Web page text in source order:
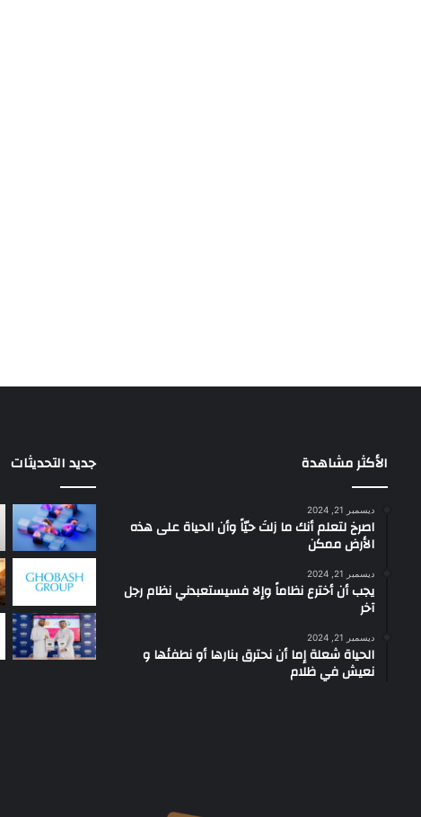
الأكثر مشاهدة
ديسمبر 21, 2024
‫اصرخ لتعلم أنك ما زلتَ حيّاً وأن الحياة على هذه
الأرض ممكن
ديسمبر 21, 2024
يجب أن أخترع نظاماً وإلا فسيستعبدني نظام رجل
آخر
ديسمبر 21, 2024
الحياة شعلة إما أن نحترق بنارها أو نطفئها و
نعيش في ظلام
جديد التحديثات